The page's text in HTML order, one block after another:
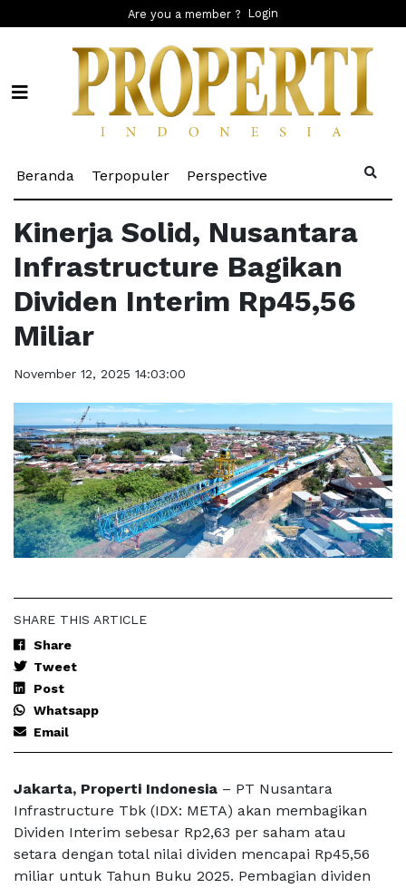
Are you a member ? Login
Beranda (current)
Terpopuler(current)
Perspective
Kinerja Solid, Nusantara
Infrastructure Bagikan
Dividen Interim Rp45,56
Miliar
November 12, 2025 14:03:00
SHARE THIS ARTICLE
Share
Tweet
Post
Whatsapp
Email
Jakarta, Properti Indonesia – PT Nusantara
Infrastructure Tbk (IDX: META) akan membagikan
Dividen Interim sebesar Rp2,63 per saham atau
setara dengan total nilai dividen mencapai Rp45,56
miliar untuk Tahun Buku 2025. Pembagian dividen